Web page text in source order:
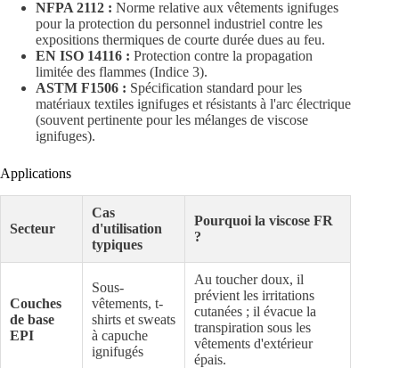
NFPA 2112 : Norme relative aux vêtements ignifuges
pour la protection du personnel industriel contre les
expositions thermiques de courte durée dues au feu.
EN ISO 14116 : Protection contre la propagation
limitée des flammes (Indice 3).
ASTM F1506 : Spécification standard pour les
matériaux textiles ignifuges et résistants à l'arc électrique
(souvent pertinente pour les mélanges de viscose
ignifuges).
Applications
Secteur
Cas
d'utilisation
typiques
Pourquoi la viscose FR
?
Couches
de base
EPI
Sous-
vêtements, t-
shirts et sweats
à capuche
ignifugés
Au toucher doux, il
prévient les irritations
cutanées ; il évacue la
transpiration sous les
vêtements d'extérieur
épais.